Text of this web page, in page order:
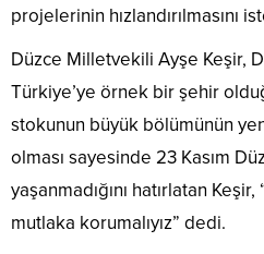
projelerinin hızlandırılmasını
Düzce Milletvekili Ayşe Keşir,
Türkiye’ye örnek bir şehir
stokunun büyük bölümünün
olması sayesinde 23 Kasım
yaşanmadığını hatırlatan Keşir,
mutlaka korumalıyız” dedi.